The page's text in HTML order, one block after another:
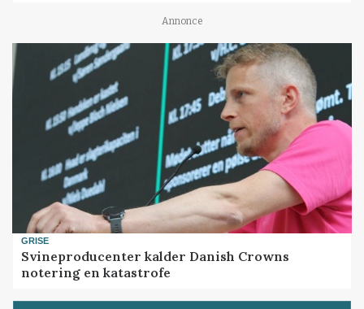
Annonce
GRISE
Svineproducenter kalder Danish Crowns
notering en katastrofe